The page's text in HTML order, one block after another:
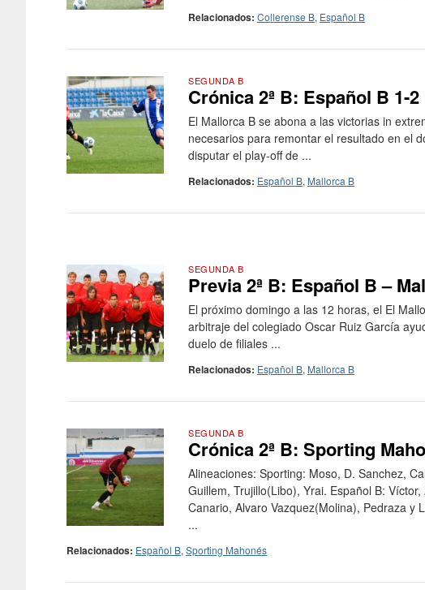
Relacionados: Collerense B, Español B
SEGUNDA B
Crónica 2ª B: Español B 1-
El Mallorca B se abona a las victorias in
necesarios para remontar el resultado en el
disputar el play-off de ...
Relacionados: Español B, Mallorca B
SEGUNDA B
Previa 2ª B: Español B –
El próximo domingo a las 12 horas, el El
arbitraje del colegiado Oscar Ruiz García
duelo de filiales ...
Relacionados: Español B, Mallorca B
SEGUNDA B
Crónica 2ª B: Sporting
Alineaciones: Sporting: Moso, D. Sanchez,
Guillem, Trujillo(Libo), Yrai. Español B:
Canario, Alvaro Vazquez(Molina), Pedraza y
...
Relacionados: Español B, Sporting Mahonés